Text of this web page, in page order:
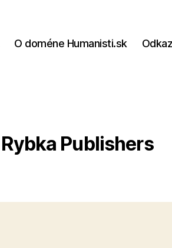
O doméne Humanisti.sk
Rybka Publishers